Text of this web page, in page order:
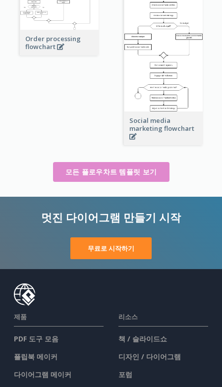
Order processing
flowchart
Social media
marketing flowchart
모든 플로우차트 템플릿 보기
멋진 다이어그램 만들기 시작
무료로 시작하기
제품
PDF 도구 모음
플립북 메이커
다이어그램 메이커
리소스
책 / 슬라이드쇼
디자인 / 다이어그램
포럼